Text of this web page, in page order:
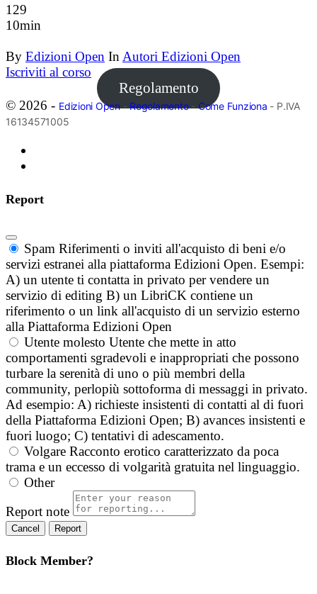
129
10min
By Edizioni Open In Autori Edizioni Open
Iscriviti al corso
Regolamento
© 2026 - Edizioni Open-Regolamento-Come Funziona - P.IVA
16134571005
Report
Spam Riferimenti o inviti all'acquisto di beni e/o
servizi estranei alla piattaforma Edizioni Open. Esempi:
A) un utente ti contatta in privato per vendere un
servizio di editing B) un LibriCK contiene un
riferimento o un link all'acquisto di un servizio esterno
alla Piattaforma Edizioni Open
Utente molesto Utente che mette in atto
comportamenti sgradevoli e inappropriati che possono
turbare la serenità di uno o più membri della
community, perlopiù sottoforma di messaggi in privato.
Ad esempio: A) richieste insistenti di contatti al di fuori
della Piattaforma Edizioni Open; B) avances insistenti e
fuori luogo; C) tentativi di adescamento.
Volgare Racconto erotico caratterizzato da poca
trama e un eccesso di volgarità gratuita nel linguaggio.
Other
Report note
Report
Block Member?